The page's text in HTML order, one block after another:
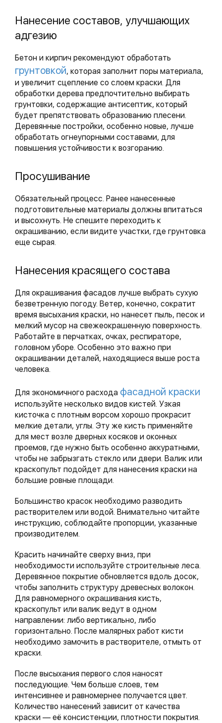
Нанесение составов, улучшающих
адгезию
Бетон и кирпич рекомендуют обработать
грунтовкой, которая заполнит поры материала,
и увеличит сцепление со слоем краски. Для
обработки дерева предпочтительно выбирать
грунтовки, содержащие антисептик, который
будет препятствовать образованию плесени.
Деревянные постройки, особенно новые, лучше
обработать огнеупорными составами, для
повышения устойчивости к возгоранию.
Просушивание
Обязательный процесс. Ранее нанесенные
подготовительные материалы должны впитаться
и высохнуть. Не спешите переходить к
окрашиванию, если видите участки, где грунтовка
еще сырая.
Нанесения красящего состава
Для окрашивания фасадов лучше выбрать сухую
безветренную погоду. Ветер, конечно, сократит
время высыхания краски, но нанесет пыль, песок и
мелкий мусор на свежеокрашенную поверхность.
Работайте в перчатках, очках, респираторе,
головном уборе. Особенно это важно при
окрашивании деталей, находящиеся выше роста
человека.
Для экономичного расхода фасадной краски
используйте несколько видов кистей. Узкая
кисточка с плотным ворсом хорошо прокрасит
мелкие детали, углы. Эту же кисть применяйте
для мест возле дверных косяков и оконных
проемов, где нужно быть особенно аккуратными,
чтобы не забрызгать стекло или двери. Валик или
краскопульт подойдет для нанесения краски на
большие ровные площади.
Большинство красок необходимо разводить
растворителем или водой. Внимательно читайте
инструкцию, соблюдайте пропорции, указанные
производителем.
Красить начинайте сверху вниз, при
необходимости используйте строительные леса.
Деревянное покрытие обновляется вдоль досок,
чтобы заполнить структуру древесных волокон.
Для равномерного окрашивания кисть,
краскопульт или валик ведут в одном
направлении: либо вертикально, либо
горизонтально. После малярных работ кисти
необходимо замочить в растворителе, отмыть от
краски.
После высыхания первого слоя наносят
последующие. Чем больше слоев, тем
интенсивнее и равномернее получается цвет.
Количество нанесений зависит от качества
краски — её консистенции, плотности покрытия.